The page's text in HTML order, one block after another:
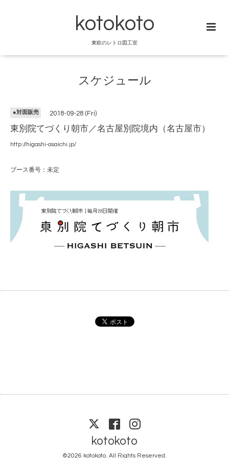
kotokoto
東欧のレトロ図工室
スケジュール
●対面販売 2018-09-28 (Fri)
東別院てづくり朝市／名古屋別院境内（名古屋市）
http://higashi-asaichi.jp/
ブース番号：未定
kotokoto
©2026 kotokoto. All Rights Reserved.